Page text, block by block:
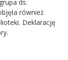
ds.
również
Deklarację